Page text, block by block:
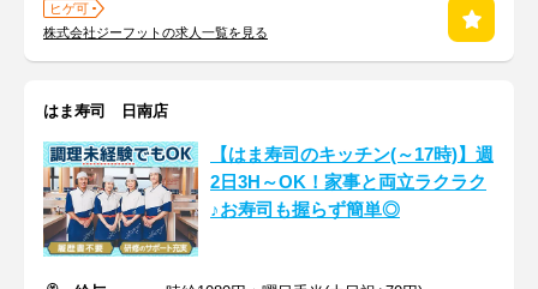
ヒゲ可
株式会社ジーフットの求人一覧を見る
はま寿司 日南店
【はま寿司のキッチン(～17時)】週
2日3H～OK！家事と両立ラクラク
♪お寿司も握らず簡単◎